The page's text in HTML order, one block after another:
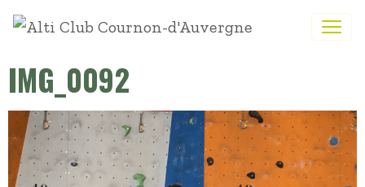
IMG_0092